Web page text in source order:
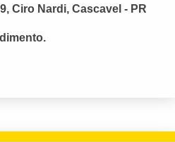
Ciro Nardi, Cascavel - PR